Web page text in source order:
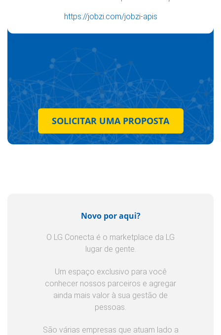
https://jobzi.com/jobzi-apis
SOLICITAR UMA PROPOSTA
Novo por aqui?
O LG Conecta é o marketplace da LG
lugar de gente.
Um espaço exclusivo para você
conhecer nossos parceiros e agregar
ainda mais valor à sua gestão de
pessoas.
São várias empresas que atuam lado a